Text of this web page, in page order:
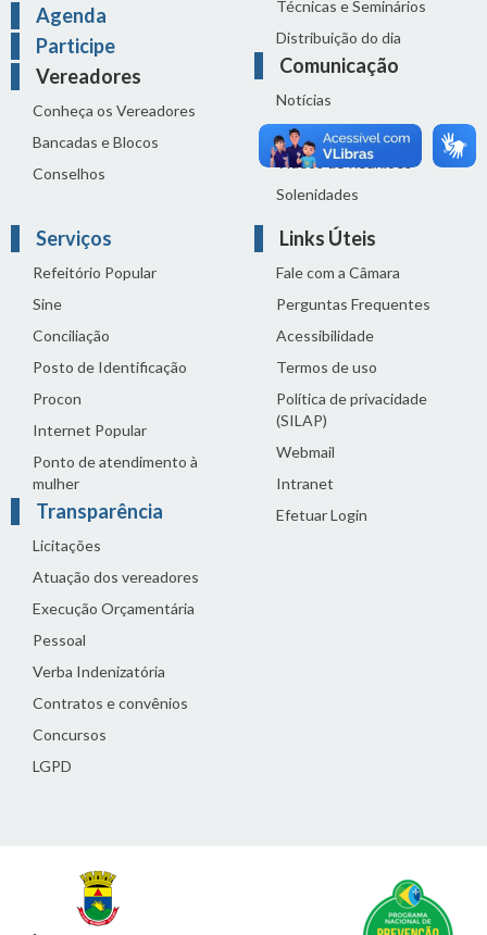
Agenda
Participe
Vereadores
Conheça os Vereadores
Bancadas e Blocos
Conselhos
Técnicas e Seminários
Distribuição do dia
Comunicação
Notícias
Sala de Imprensa
Vídeos de Reuniões
Solenidades
Serviços
Refeitório Popular
Sine
Conciliação
Posto de Identificação
Procon
Internet Popular
Ponto de atendimento à
mulher
Transparência
Licitações
Atuação dos vereadores
Execução Orçamentária
Pessoal
Verba Indenizatória
Contratos e convênios
Concursos
LGPD
Links Úteis
Fale com a Câmara
Perguntas Frequentes
Acessibilidade
Termos de uso
Política de privacidade
(SILAP)
Webmail
Intranet
Efetuar Login